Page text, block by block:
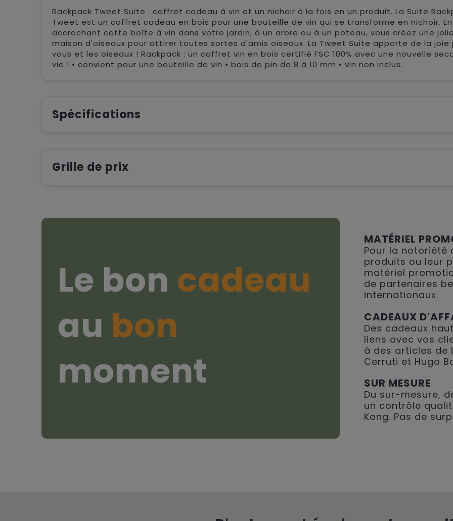
Rackpack Tweet Suite : coffret cadeau à vin et un nichoir à la fois en un produit. La Suite
Tweet est un coffret cadeau en bois pour une bouteille de vin qui se transforme en nichoir. En
accrochant cette boîte à vin dans votre jardin, à un arbre ou à un poteau, vous créez une jolie
maison d'oiseaux pour attirer toutes sortes d'amis oiseaux. La Tweet Suite apporte de la joie
vous et les oiseaux ! Rackpack : un coffret vin en bois certifié FSC 100% avec une nouvelle
vie ! • convient pour une bouteille de vin • bois de pin de 8 à 10 mm • vin non inclus.
Spécifications
Grille de prix
Le bon cadeau
au bon
moment
MATÉRIEL
Pour la notoriété
produits ou leur
matériel
de partenaires
internationaux.
CADEAUX
Des cadeaux
liens avec vos
à des articles de
Cerruti et Hugo
SUR MESURE
Du sur-mesure,
un contrôle
Kong. Pas de